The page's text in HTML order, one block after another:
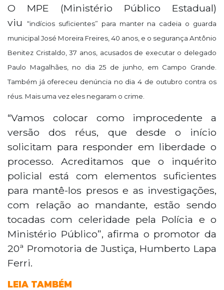
O MPE (Ministério Público Estadual)
viu
“indícios suficientes” para manter na cadeia o guarda
municipal José Moreira Freires, 40 anos, e o segurança Antônio
Benitez Cristaldo, 37 anos, acusados de executar o delegado
Paulo Magalhães, no dia 25 de junho, em Campo Grande.
Também já ofereceu denúncia no dia 4 de outubro contra os
réus. Mais uma vez eles negaram o crime.
“Vamos colocar como improcedente a
versão dos réus, que desde o início
solicitam para responder em liberdade o
processo. Acreditamos que o inquérito
policial está com elementos suficientes
para mantê-los presos e as investigações,
com relação ao mandante, estão sendo
tocadas com celeridade pela Polícia e o
Ministério Público”, afirma o promotor da
20ª Promotoria de Justiça, Humberto Lapa
Ferri.
LEIA TAMBÉM